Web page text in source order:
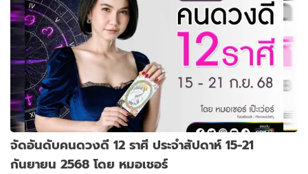
จัดอันดับคนดวงดี 12 ราศี ประจำสัปดาห์ 15-21
กันยายน 2568 โดย หมอเชอร์